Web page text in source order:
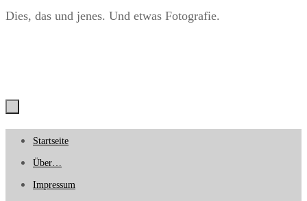
Dies, das und jenes. Und etwas Fotografie.
Zum
Inhalt
springen
Startseite
Über…
Impressum